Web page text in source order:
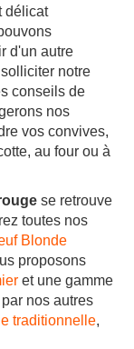
délicat
d'un autre
notre
conseils de
nos
vos convives,
au four ou à
se retrouve
toutes nos
Blonde
proposons
et une gamme
nos autres
traditionnelle,